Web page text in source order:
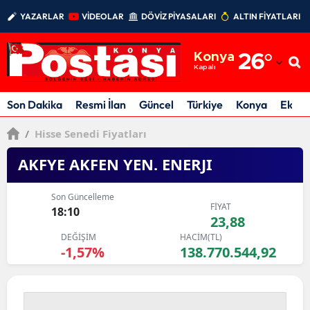
YAZARLAR VİDEOLAR DÖVİZ PİYASALARI ALTIN FİYATLARI
Konya
Kapalı 26°
Adıyaman
Afyonkarahisar
Ankara
Antalya
Artvin
Aydın
Balıkesir
Son Dakika Resmi İlan Güncel Türkiye Konya
/ Hisse Senedi Fiyatları
AKFYE AKFEN YEN. ENERJI
Son Güncelleme
18:10 FİYAT
23,88
DEĞİŞİM
-1,57%
HACİM(TL)
138.770.544,92